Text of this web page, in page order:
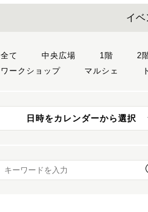
イベ
全て 中央広場 1階 2
ワークショップ
マルシェ
日時をカレンダーから選択
キーワード検索